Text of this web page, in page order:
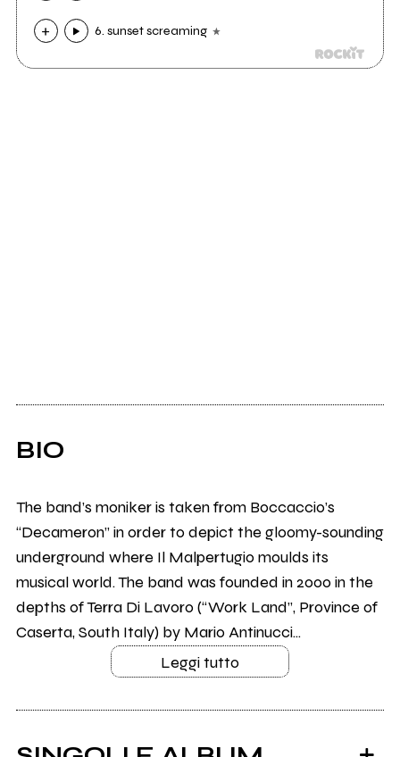
6. sunset screaming
BIO
The band’s moniker is taken from Boccaccio’s
“Decameron” in order to depict the gloomy-sounding
underground where Il Malpertugio moulds its
musical world. The band was founded in 2000 in the
depths of Terra Di Lavoro (“Work Land”, Province of
Caserta, South Italy) by Mario Antinucci...
Leggi tutto